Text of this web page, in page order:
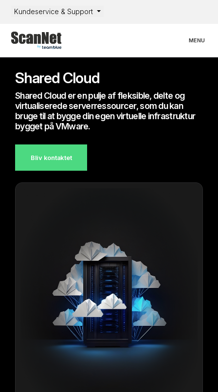
Kundeservice & Support
Toggle
MENU
Shared Cloud
Shared Cloud er en pulje af fleksible, delte og
virtualiserede serverressourcer, som du kan
bruge til at bygge din egen virtuelle infrastruktur
bygget på VMware.
Bliv kontaktet